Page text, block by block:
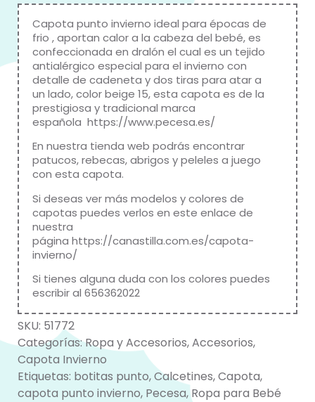
Capota punto invierno ideal para épocas de
frio , aportan calor a la cabeza del bebé, es
confeccionada en dralón el cual es un tejido
antialérgico especial para el invierno con
detalle de cadeneta y dos tiras para atar a
un lado, color beige 15, esta capota es de la
prestigiosa y tradicional marca
española https://www.pecesa.es/
En nuestra tienda web podrás encontrar
patucos, rebecas, abrigos y peleles a juego
con esta capota.
Si deseas ver más modelos y colores de
capotas puedes verlos en este enlace de
nuestra
página https://canastilla.com.es/capota-
invierno/
Si tienes alguna duda con los colores puedes
escribir al 656362022
SKU: 51772
Categorías:Ropa y Accesorios,Accesorios,
Capota Invierno
Etiquetas: botitas punto,Calcetines,Capota,
capota punto invierno, Pecesa,Ropa para Bebé